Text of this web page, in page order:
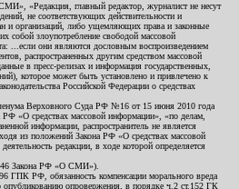
«Редакция, главный редактор, журналист не несут
не соответствующих действительности и
и организаций, либо ущемляющих права и законные
собой злоупотребление свободой массовой
...если они являются дословным воспроизведением
распространенных другим средством массовой
в пресс-релизах и информация государственных,
которое может быть установлено и привлечено к
Российской Федерации о средствах
Верховного Суда РФ №16 от 15 июня 2010 года
РФ «О средствах массовой информации», «по делам,
информации, распространитель не является
из положений Закона РФ «О средствах массовой
редакции, в ходе которой определяется
Закона РФ «О СМИ»).
ГПК РФ, обязанность компенсации морального вреда
опровержения, в порядке ч.2 ст.152 ГК